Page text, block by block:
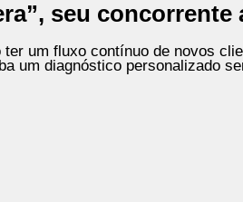
seu concorrente
um fluxo contínuo de novos
um diagnóstico personalizado